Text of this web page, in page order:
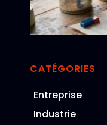
CATÉGORIES
Entreprise
Industrie